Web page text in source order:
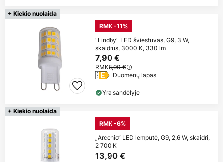
+ Kiekio nuolaida
RMK -11%
"Lindby" LED šviestuvas, G9, 3 W,
skaidrus, 3000 K, 330 lm
7,90 €
RMK8,90 €
Duomenų lapas
Yra sandėlyje
+ Kiekio nuolaida
RMK -6%
„Arcchio“ LED lemputė, G9, 2,6 W, skaidri,
2 700 K
13,90 €